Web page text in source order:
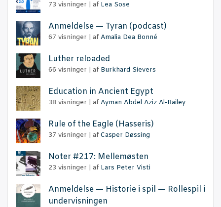
73 visninger af Lea Sose
Anmel­del­se — Tyran (podcast)
67 visninger af Amalia Dea Bonné
Lut­her reloaded
66 visninger af Burkhard Sievers
Educa­tion in Anci­ent Egypt
38 visninger af Ayman Abdel Aziz Al-Bailey
Rule of the Eag­le (Has­se­ris)
37 visninger af Casper Døssing
Noter #217: Mellemøsten
23 visninger af Lars Peter Visti
Anmel­del­se — Histo­rie i spil — Rol­le­spil i
undervisningen